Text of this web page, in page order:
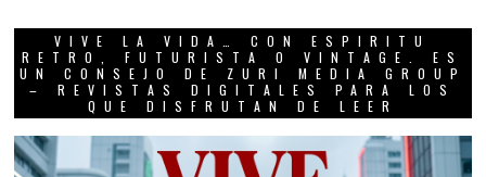
VIVE LA VIDA… CON ESPIRITU
RETRO, FUTURISTA O VINTAGE. ES
UN CONSEJO DE ZURI MEDIA GROUP
– REVISTAS DIGITALES PARA LOS
QUE DISFRUTAN DE LEER